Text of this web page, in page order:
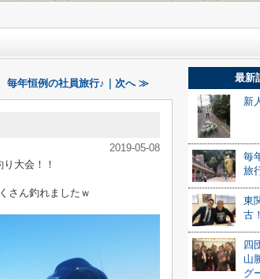
毎年恒例の社員旅行♪｜次へ ≫
2019-05-08
大会！！
さん釣れましたｗ
最新
新
毎
旅
東
古
四
山
グ